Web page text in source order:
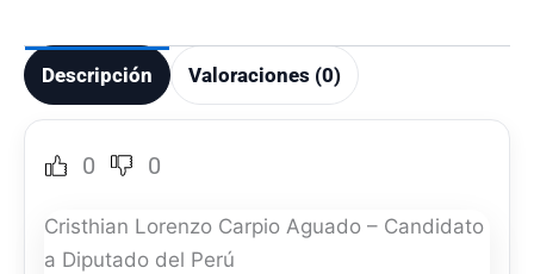
Descripción Valoraciones (0)
0 0
Cristhian Lorenzo Carpio Aguado – Candidato
a Diputado del Perú